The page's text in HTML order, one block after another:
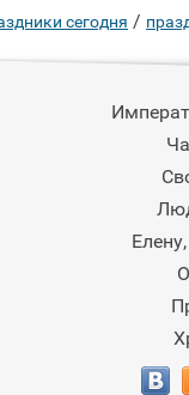
сегодня /